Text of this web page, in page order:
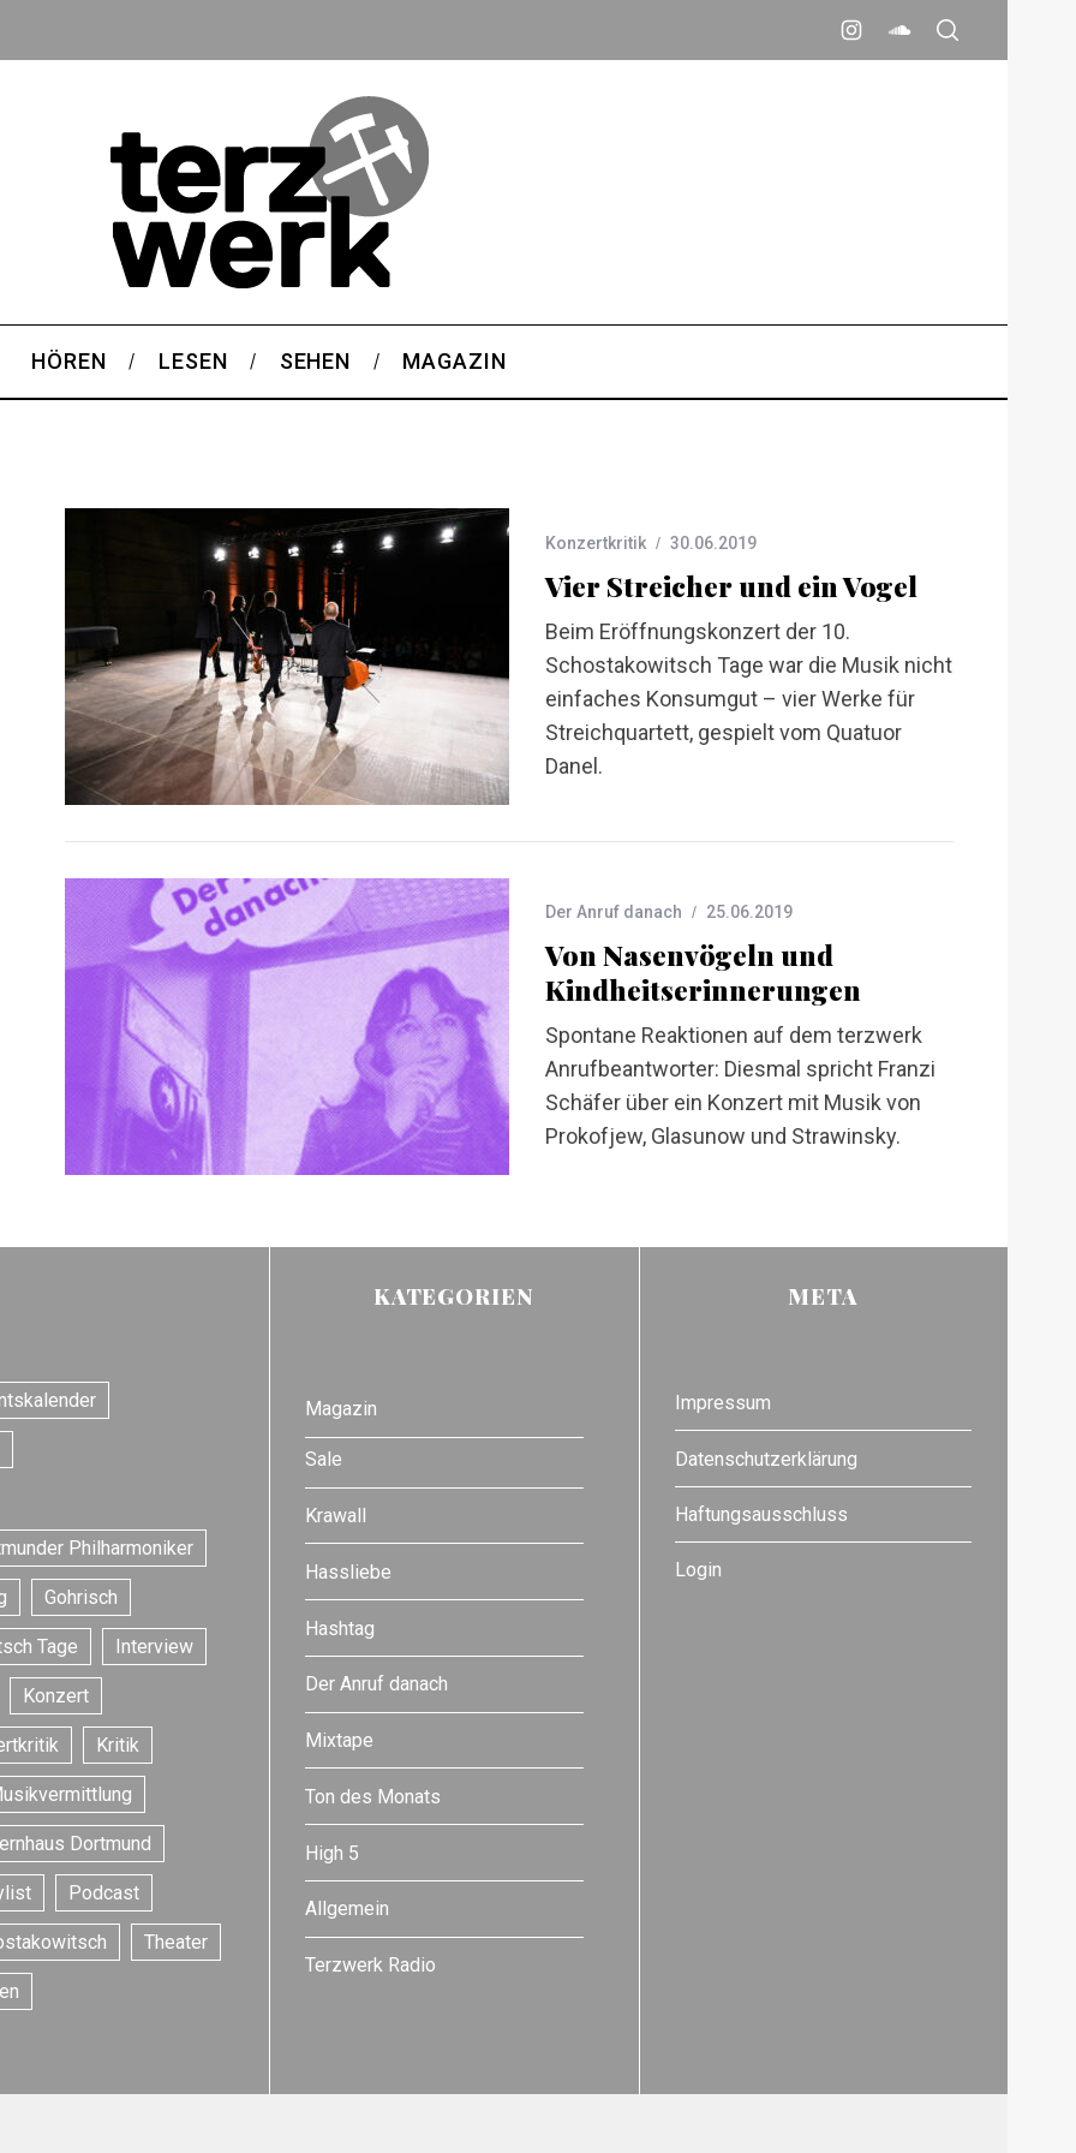
HÖREN LESEN SEHEN MAGAZIN
Konzertkritik 30.06.2019
Vier Streicher und ein Vogel
Beim Eröffnungskonzert der 10.
Schostakowitsch Tage war die Musik nicht
einfaches Konsumgut – vier Werke für
Streichquartett, gespielt vom Quatuor
Danel.
Der Anruf danach 25.06.2019
Von Nasenvögeln und
Kindheitserinnerungen
Spontane Reaktionen auf dem terzwerk
Anrufbeantworter: Diesmal spricht Franzi
Schäfer über ein Konzert mit Musik von
Prokofjew, Glasunow und Strawinsky.
Philharmoniker
Gohrisch
Tage Interview
Konzert
Kritik
Dortmund
Podcast
Theater
KATEGORIEN
Magazin
Sale
Krawall
Hassliebe
Hashtag
Der Anruf danach
Mixtape
Ton des Monats
High 5
Allgemein
Terzwerk Radio
META
Impressum
Datenschutzerklärung
Haftungsausschluss
Login